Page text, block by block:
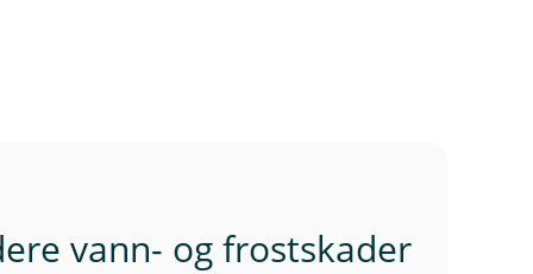
vann- og frostskader